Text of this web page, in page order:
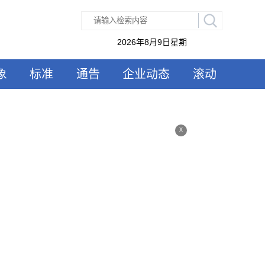
2026年8月9日星期
标准 通告 企业动态 滚动
x